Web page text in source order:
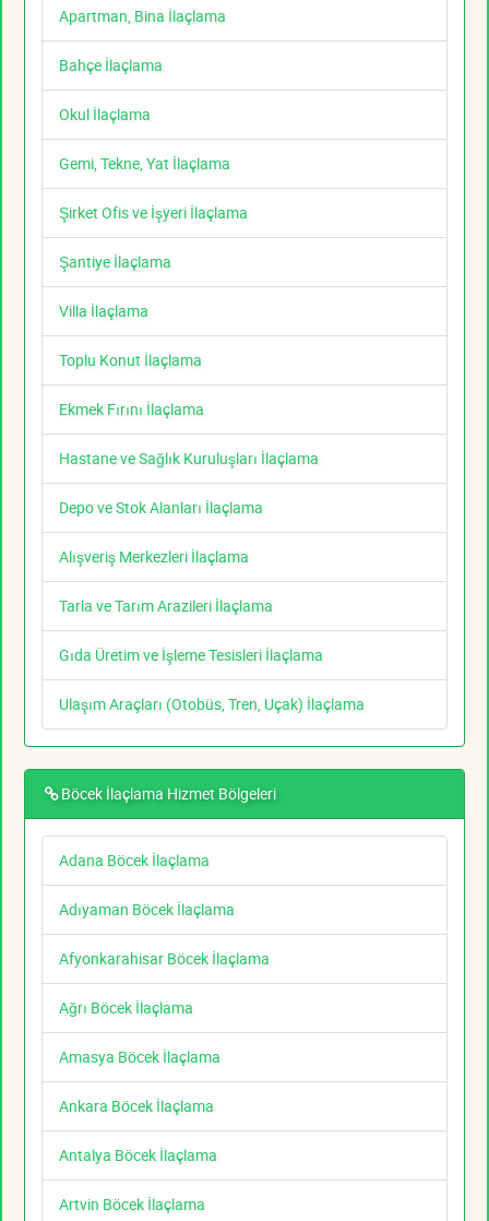
Apartman, Bina İlaçlama
Bahçe İlaçlama
Okul İlaçlama
Gemi, Tekne, Yat İlaçlama
Şirket Ofis ve İşyeri İlaçlama
Şantiye İlaçlama
Villa İlaçlama
Toplu Konut İlaçlama
Ekmek Fırını İlaçlama
Hastane ve Sağlık Kuruluşları İlaçlama
Depo ve Stok Alanları İlaçlama
Alışveriş Merkezleri İlaçlama
Tarla ve Tarım Arazileri İlaçlama
Gıda Üretim ve İşleme Tesisleri İlaçlama
Ulaşım Araçları (Otobüs, Tren, Uçak) İlaçlama
Böcek İlaçlama Hizmet Bölgeleri
Adana Böcek İlaçlama
Adıyaman Böcek İlaçlama
Afyonkarahisar Böcek İlaçlama
Ağrı Böcek İlaçlama
Amasya Böcek İlaçlama
Ankara Böcek İlaçlama
Antalya Böcek İlaçlama
Artvin Böcek İlaçlama